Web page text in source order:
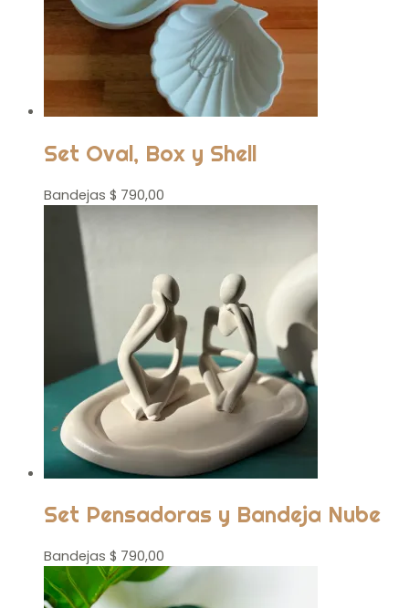
Set Oval, Box y Shell
Bandejas $ 790,00
Set Pensadoras y Bandeja Nube
Bandejas $ 790,00